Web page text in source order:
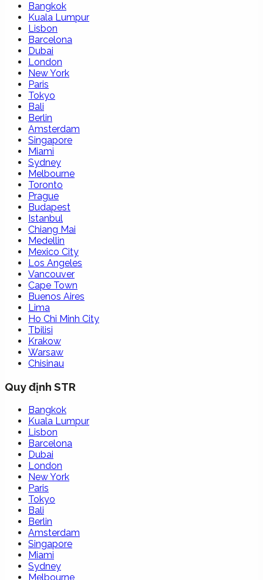
Bangkok
Kuala Lumpur
Lisbon
Barcelona
Dubai
London
New York
Paris
Tokyo
Bali
Berlin
Amsterdam
Singapore
Miami
Sydney
Melbourne
Toronto
Prague
Budapest
Istanbul
Chiang Mai
Medellin
Mexico City
Los Angeles
Vancouver
Cape Town
Buenos Aires
Lima
Ho Chi Minh City
Tbilisi
Krakow
Warsaw
Chisinau
Quy định STR
Bangkok
Kuala Lumpur
Lisbon
Barcelona
Dubai
London
New York
Paris
Tokyo
Bali
Berlin
Amsterdam
Singapore
Miami
Sydney
Melbourne